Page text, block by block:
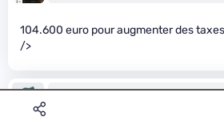
104.600 euro pour augmenter des
/>
2show7